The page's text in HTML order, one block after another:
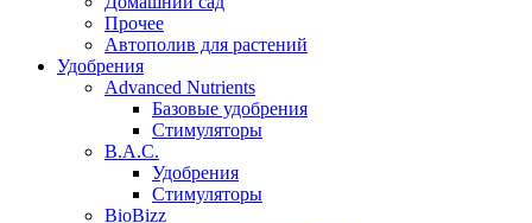
Прочее
Автополив для растений
Удобрения
Advanced Nutrients
Базовые удобрения
Стимуляторы
B.A.C.
Удобрения
Стимуляторы
BioBizz